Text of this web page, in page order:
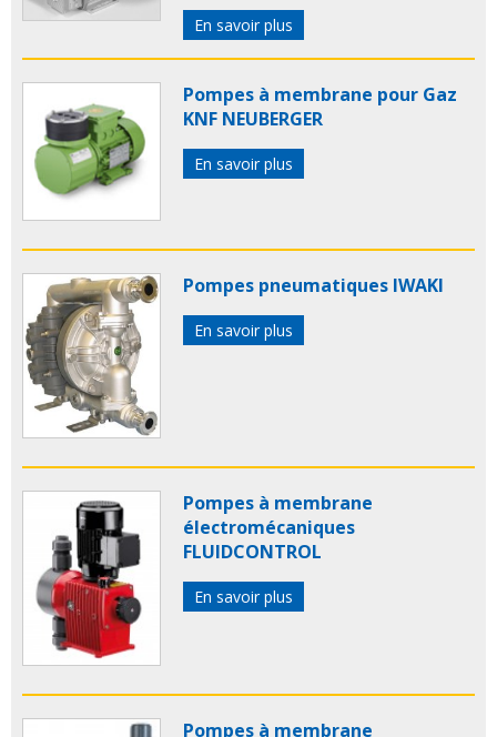
En savoir plus
Pompes à membrane pour Gaz
KNF NEUBERGER
En savoir plus
Pompes pneumatiques IWAKI
En savoir plus
Pompes à membrane
électromécaniques
FLUIDCONTROL
En savoir plus
Pompes à membrane